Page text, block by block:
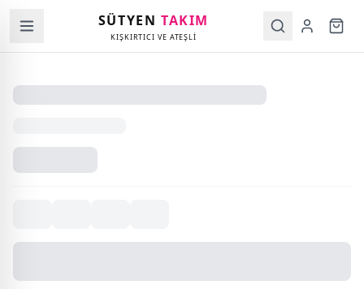
SÜTYENTAKIM
KIŞKIRTICI VE ATEŞLİ